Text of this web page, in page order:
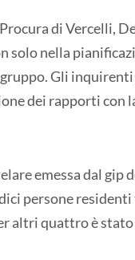
di Vercelli,
solo nella
Gli
dei rapporti con
emessa dal gip
persone residenti
altri quattro è